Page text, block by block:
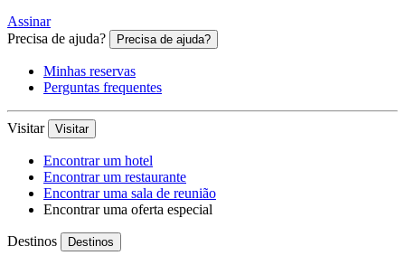
Assinar
Precisa de ajuda?
Precisa de ajuda?
Minhas reservas
Perguntas frequentes
Visitar Visitar
Encontrar um hotel
Encontrar um restaurante
Encontrar uma sala de reunião
Encontrar uma oferta especial
Destinos Destinos